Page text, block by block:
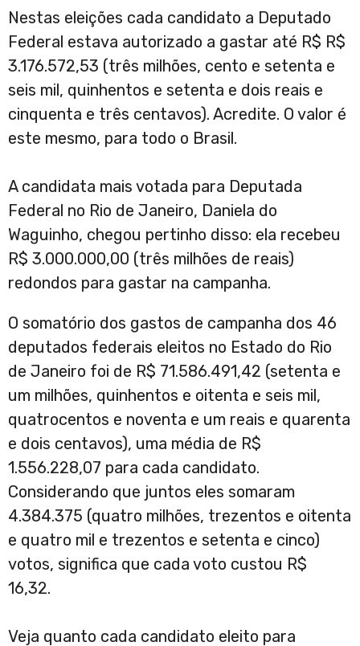
Nestas eleições cada candidato a Deputado
Federal estava autorizado a gastar até R$ R$
3.176.572,53 (três milhões, cento e setenta e
seis mil, quinhentos e setenta e dois reais e
cinquenta e três centavos). Acredite. O valor é
este mesmo, para todo o Brasil.
A candidata mais votada para Deputada
Federal no Rio de Janeiro, Daniela do
Waguinho, chegou pertinho disso: ela recebeu
R$ 3.000.000,00 (três milhões de reais)
redondos para gastar na campanha.
O somatório dos gastos de campanha dos 46
deputados federais eleitos no Estado do Rio
de Janeiro foi de R$ 71.586.491,42 (setenta e
um milhões, quinhentos e oitenta e seis mil,
quatrocentos e noventa e um reais e quarenta
e dois centavos), uma média de R$
1.556.228,07 para cada candidato.
Considerando que juntos eles somaram
4.384.375 (quatro milhões, trezentos e oitenta
e quatro mil e trezentos e setenta e cinco)
votos, significa que cada voto custou R$
16,32.
Veja quanto cada candidato eleito para